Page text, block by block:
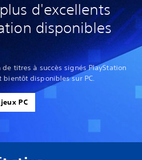
d'excellents
disponibles
titres à succès signés PlayStation
disponibles sur PC.
PC